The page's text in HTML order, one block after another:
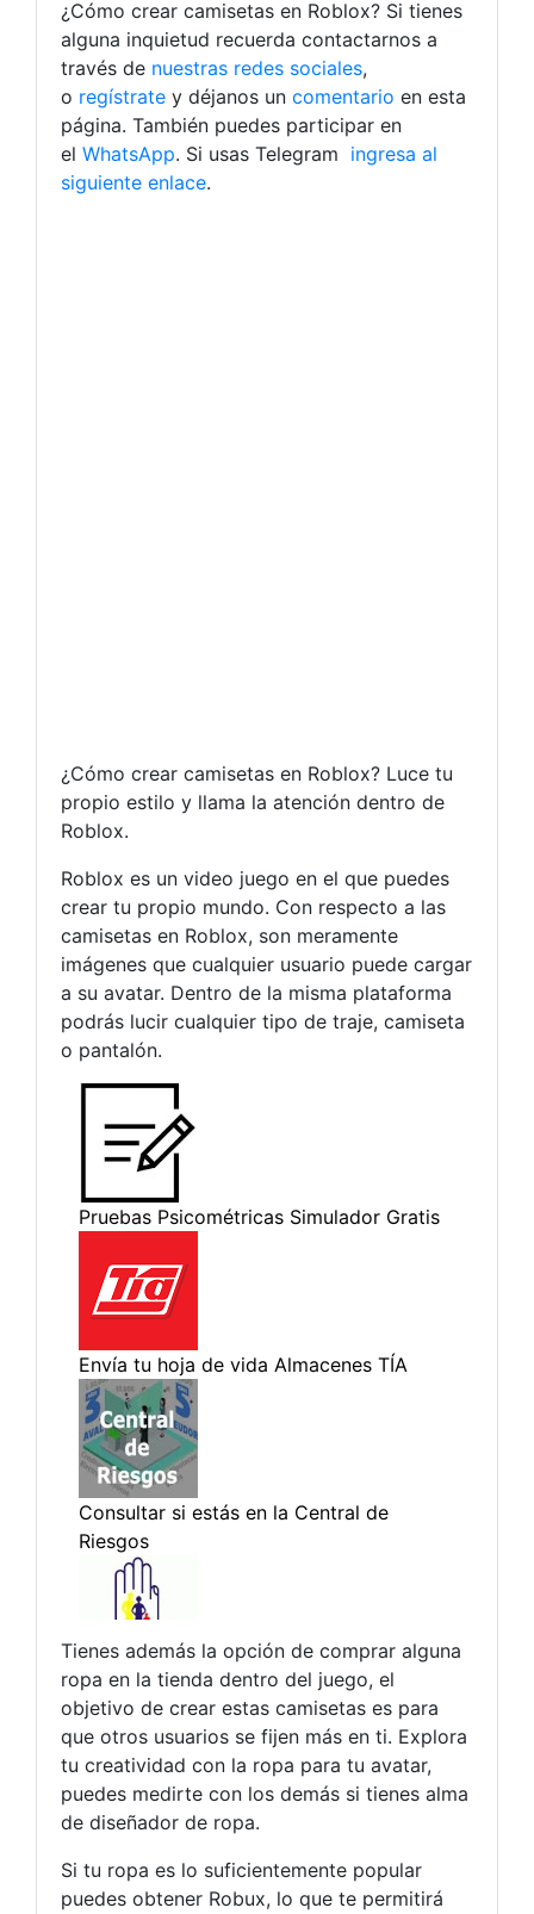
¿Cómo crear camisetas en Roblox? Si tienes
alguna inquietud recuerda contactarnos a
través de nuestras redes sociales,
o regístrate y déjanos un comentario en esta
página. También puedes participar en
el WhatsApp. Si usas Telegram ingresa al
siguiente enlace.
¿Cómo crear camisetas en Roblox? Luce tu
propio estilo y llama la atención dentro de
Roblox.
Roblox es un video juego en el que puedes
crear tu propio mundo. Con respecto a las
camisetas en Roblox, son meramente
imágenes que cualquier usuario puede cargar
a su avatar. Dentro de la misma plataforma
podrás lucir cualquier tipo de traje, camiseta
o pantalón.
Tienes además la opción de comprar alguna
ropa en la tienda dentro del juego, el
objetivo de crear estas camisetas es para
que otros usuarios se fijen más en ti. Explora
tu creatividad con la ropa para tu avatar,
puedes medirte con los demás si tienes alma
de diseñador de ropa.
Si tu ropa es lo suficientemente popular
puedes obtener Robux, lo que te permitirá